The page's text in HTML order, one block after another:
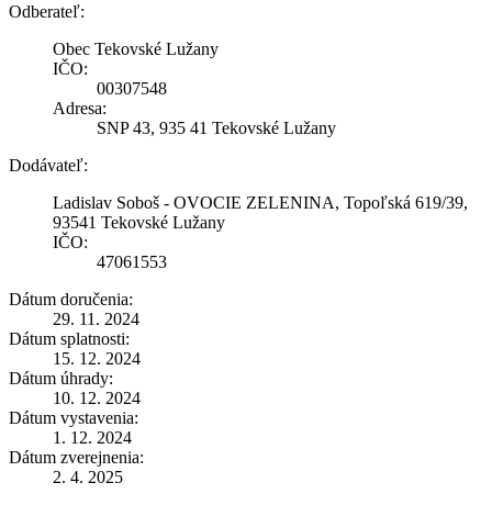
Odberateľ:
Obec Tekovské Lužany
IČO:
00307548
Adresa:
SNP 43, 935 41 Tekovské Lužany
Dodávateľ:
Ladislav Soboš - OVOCIE ZELENINA, Topoľská 619/39,
93541 Tekovské Lužany
IČO:
47061553
Dátum doručenia:
29. 11. 2024
Dátum splatnosti:
15. 12. 2024
Dátum úhrady:
10. 12. 2024
Dátum vystavenia:
1. 12. 2024
Dátum zverejnenia:
2. 4. 2025